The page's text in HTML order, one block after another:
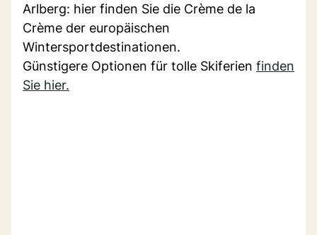
Arlberg: hier finden Sie die Crème de la
Crème der europäischen
Wintersportdestinationen.
Günstigere Optionen für tolle Skiferien finden
Sie hier.